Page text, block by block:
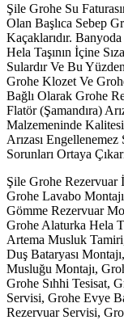
Şile Grohe Su
Olan Başlıca Sebep
Kaçaklarıdır.
Hela Taşının İçine
Sulardır Ve Bu
Grohe Klozet Ve
Bağlı Olarak Grohe
Flatör (Şamandıra)
Malzemeninde
Arızası
Sorunları Ortaya
Şile Grohe Rezervuar
Grohe Lavabo
Gömme Rezervuar
Grohe Alaturka Hela
Artema Musluk
Duş Bataryası
Musluğu Montajı,
Grohe Sıhhi Tesisat,
Servisi, Grohe Evye
Rezervuar Servisi,